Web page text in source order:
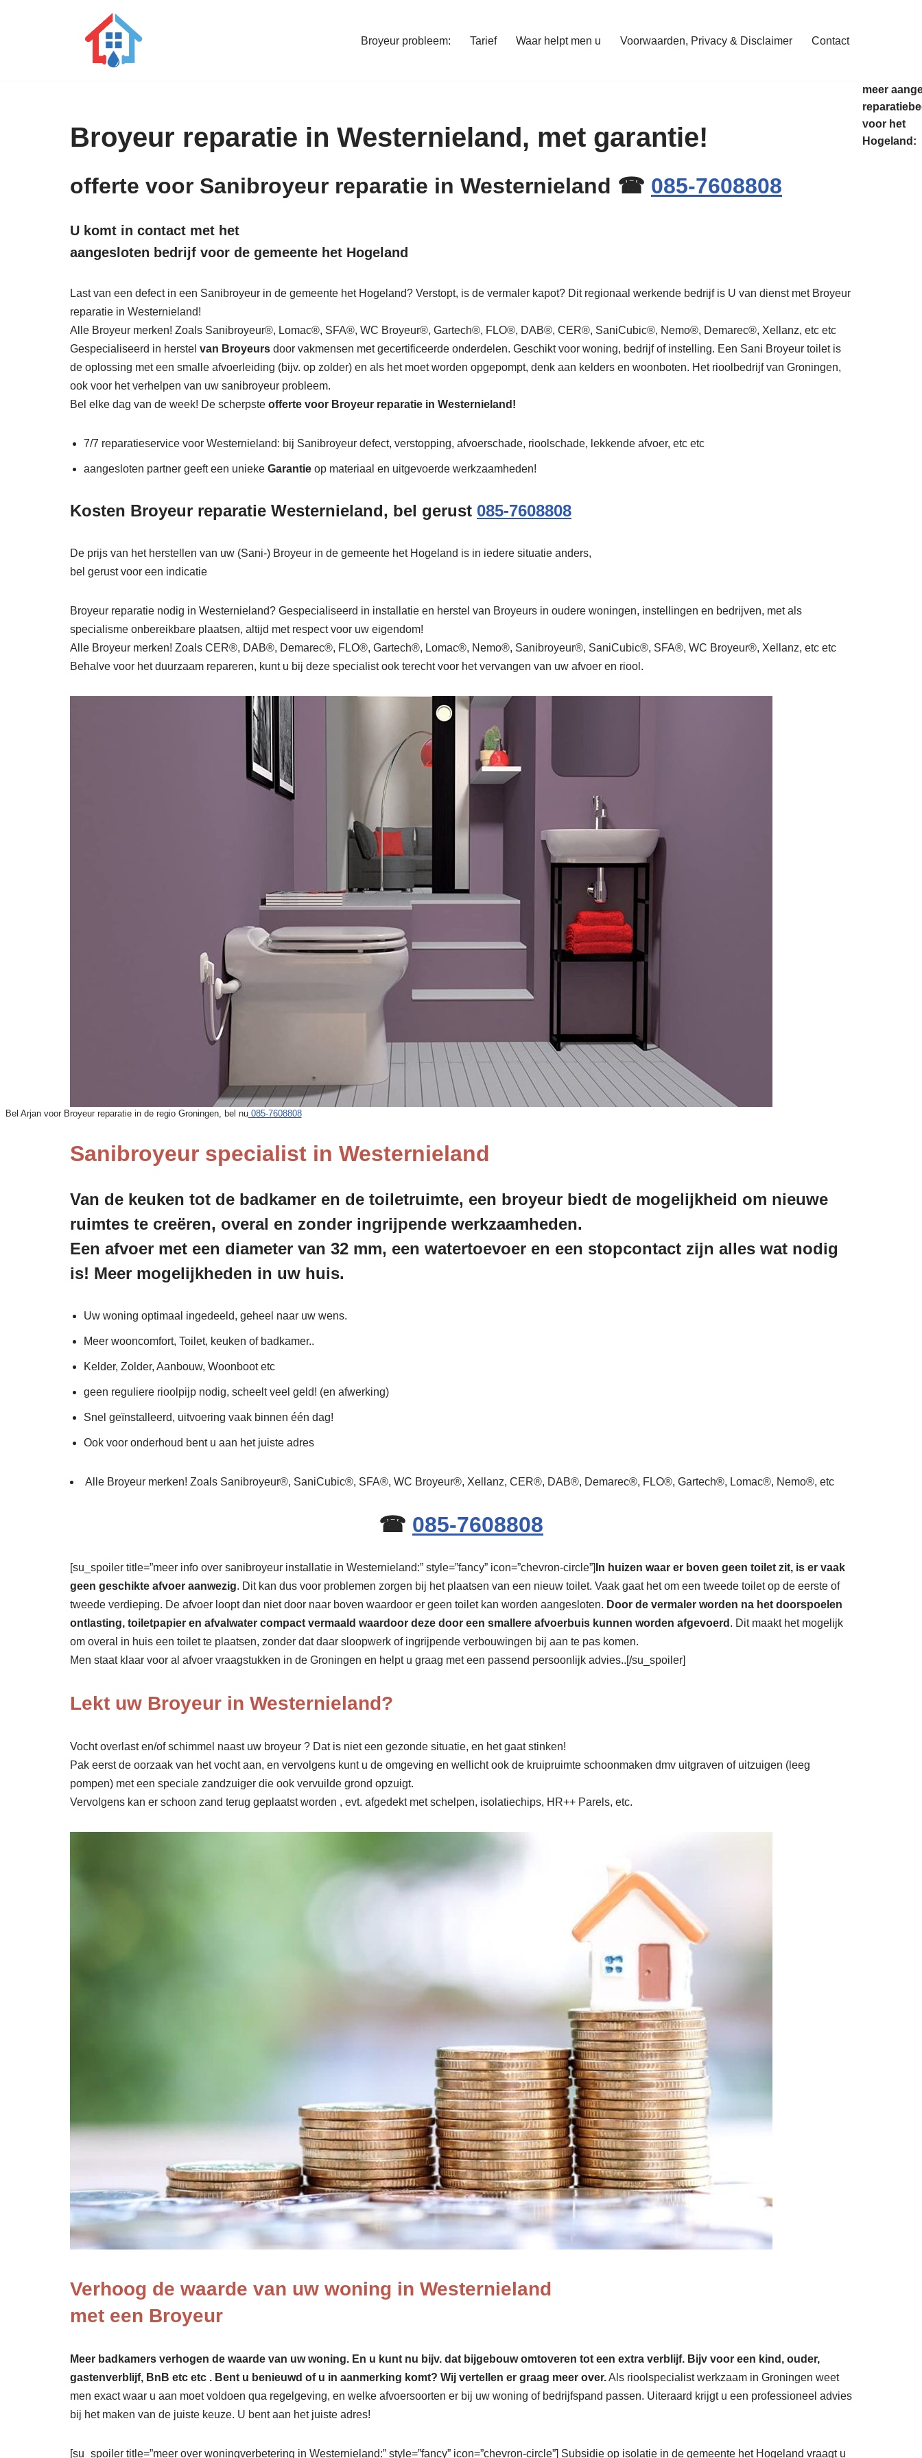
Broyeur probleem: Tarief Waar helpt men u Voorwaarden, Privacy & Disclaimer Contact
Broyeur reparatie in Westernieland, met garantie!
offerte voor Sanibroyeur reparatie in Westernieland ☎ 085-7608808
U komt in contact met het
aangesloten bedrijf voor de gemeente het Hogeland
Last van een defect in een Sanibroyeur in de gemeente het Hogeland? Verstopt, is de vermaler kapot? Dit regionaal werkende bedrijf is U van dienst met Broyeur
reparatie in Westernieland!
Alle Broyeur merken! Zoals Sanibroyeur®, Lomac®, SFA®, WC Broyeur®, Gartech®, FLO®, DAB®, CER®, SaniCubic®, Nemo®, Demarec®, Xellanz, etc etc
Gespecialiseerd in herstel van Broyeurs door vakmensen met gecertificeerde onderdelen. Geschikt voor woning, bedrijf of instelling. Een Sani Broyeur toilet is
de oplossing met een smalle afvoerleiding (bijv. op zolder) en als het moet worden opgepompt, denk aan kelders en woonboten. Het rioolbedrijf van Groningen,
ook voor het verhelpen van uw sanibroyeur probleem.
Bel elke dag van de week! De scherpste offerte voor Broyeur reparatie in Westernieland!
7/7 reparatieservice voor Westernieland: bij Sanibroyeur defect, verstopping, afvoerschade, rioolschade, lekkende afvoer, etc etc
aangesloten partner geeft een unieke Garantie op materiaal en uitgevoerde werkzaamheden!
Kosten Broyeur reparatie Westernieland, bel gerust 085-7608808
De prijs van het herstellen van uw (Sani-) Broyeur in de gemeente het Hogeland is in iedere situatie anders,
bel gerust voor een indicatie
Broyeur reparatie nodig in Westernieland? Gespecialiseerd in installatie en herstel van Broyeurs in oudere woningen, instellingen en bedrijven, met als
specialisme onbereikbare plaatsen, altijd met respect voor uw eigendom!
Alle Broyeur merken! Zoals CER®, DAB®, Demarec®, FLO®, Gartech®, Lomac®, Nemo®, Sanibroyeur®, SaniCubic®, SFA®, WC Broyeur®, Xellanz, etc etc
Behalve voor het duurzaam repareren, kunt u bij deze specialist ook terecht voor het vervangen van uw afvoer en riool.
Bel Arjan voor Broyeur reparatie in de regio Groningen, bel nu085-7608808
Sanibroyeur specialist in Westernieland
Van de keuken tot de badkamer en de toiletruimte, een broyeur biedt de mogelijkheid om nieuwe
ruimtes te creëren, overal en zonder ingrijpende werkzaamheden.
Een afvoer met een diameter van 32 mm, een watertoevoer en een stopcontact zijn alles wat nodig
is! Meer mogelijkheden in uw huis.
Uw woning optimaal ingedeeld, geheel naar uw wens.
Meer wooncomfort, Toilet, keuken of badkamer..
Kelder, Zolder, Aanbouw, Woonboot etc
geen reguliere rioolpijp nodig, scheelt veel geld! (en afwerking)
Snel geïnstalleerd, uitvoering vaak binnen één dag!
Ook voor onderhoud bent u aan het juiste adres
Alle Broyeur merken! Zoals Sanibroyeur®, SaniCubic®, SFA®, WC Broyeur®, Xellanz, CER®, DAB®, Demarec®, FLO®, Gartech®, Lomac®, Nemo®, etc
☎ 085-7608808
[su_spoiler title=”meer info over sanibroyeur installatie in Westernieland:” style=”fancy” icon=”chevron-circle”] In huizen waar er boven geen toilet zit, is er vaak
geen geschikte afvoer aanwezig. Dit kan dus voor problemen zorgen bij het plaatsen van een nieuw toilet. Vaak gaat het om een tweede toilet op de eerste of
tweede verdieping. De afvoer loopt dan niet door naar boven waardoor er geen toilet kan worden aangesloten. Door de vermaler worden na het doorspoelen
ontlasting, toiletpapier en afvalwater compact vermaald waardoor deze door een smallere afvoerbuis kunnen worden afgevoerd . Dit maakt het mogelijk
om overal in huis een toilet te plaatsen, zonder dat daar sloopwerk of ingrijpende verbouwingen bij aan te pas komen.
Men staat klaar voor al afvoer vraagstukken in de Groningen en helpt u graag met een passend persoonlijk advies..[/su_spoiler]
Lekt uw Broyeur in Westernieland?
Vocht overlast en/of schimmel naast uw broyeur ? Dat is niet een gezonde situatie, en het gaat stinken!
Pak eerst de oorzaak van het vocht aan, en vervolgens kunt u de omgeving en wellicht ook de kruipruimte schoonmaken dmv uitgraven of uitzuigen (leeg
pompen) met een speciale zandzuiger die ook vervuilde grond opzuigt.
Vervolgens kan er schoon zand terug geplaatst worden , evt. afgedekt met schelpen, isolatiechips, HR++ Parels, etc.
Verhoog de waarde van uw woning in Westernieland
met een Broyeur
Meer badkamers verhogen de waarde van uw woning. En u kunt nu bijv. dat bijgebouw omtoveren tot een extra verblijf. Bijv voor een kind, ouder,
gastenverblijf, BnB etc etc . Bent u benieuwd of u in aanmerking komt? Wij vertellen er graag meer over.Als rioolspecialist werkzaam in Groningen weet
men exact waar u aan moet voldoen qua regelgeving, en welke afvoersoorten er bij uw woning of bedrijfspand passen. Uiteraard krijgt u een professioneel advies
bij het maken van de juiste keuze. U bent aan het juiste adres!
[su_spoiler title=”meer over woningverbetering in Westernieland:” style=”fancy” icon=”chevron-circle”] Subsidie op isolatie in de gemeente het Hogeland vraagt u
meer
voor het
Hogeland: